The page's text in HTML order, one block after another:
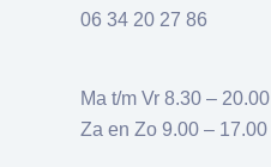
06 34 20 27 86
Ma t/m Vr 8.30 – 20.00
Za en Zo 9.00 – 17.00